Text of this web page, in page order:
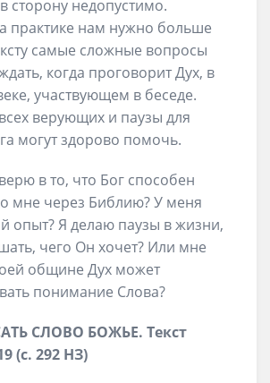
сторону недопустимо.
практике нам нужно больше
самые сложные вопросы
когда проговорит Дух, в
участвующем в беседе.
верующих и паузы для
могут здорово помочь.
в то, что Бог способен
мне через Библию? У меня
опыт? Я делаю паузы в жизни,
чего Он хочет? Или мне
общине Дух может
понимание Слова?
СЛОВО БОЖЬЕ. Текст
(с. 292 НЗ)